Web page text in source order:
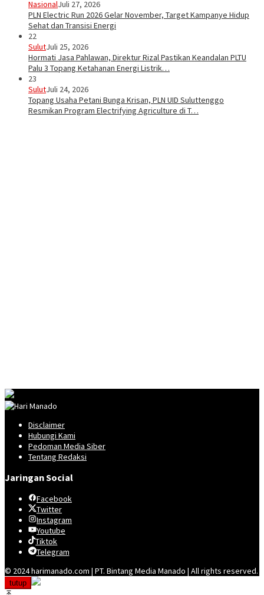
NasionalJuli 27, 2026
PLN Electric Run 2026 Gelar November, Target Kampanye Hidup
Sehat dan Transisi Energi
22
SulutJuli 25, 2026
Hormati Jasa Pahlawan, Direktur Rizal Pastikan Keandalan PLTU
Palu 3 Topang Ketahanan Energi Listrik…
23
SulutJuli 24, 2026
Topang Usaha Petani Bunga Krisan, PLN UID Suluttenggo
Resmikan Program Electrifying Agriculture di T…
Disclaimer
Hubungi Kami
Pedoman Media Siber
Tentang Redaksi
Jaringan Social
Facebook
Twitter
Instagram
Youtube
Tiktok
Telegram
© 2024 harimanado.com | PT. Bintang Media Manado | All rights reserved.
tutup